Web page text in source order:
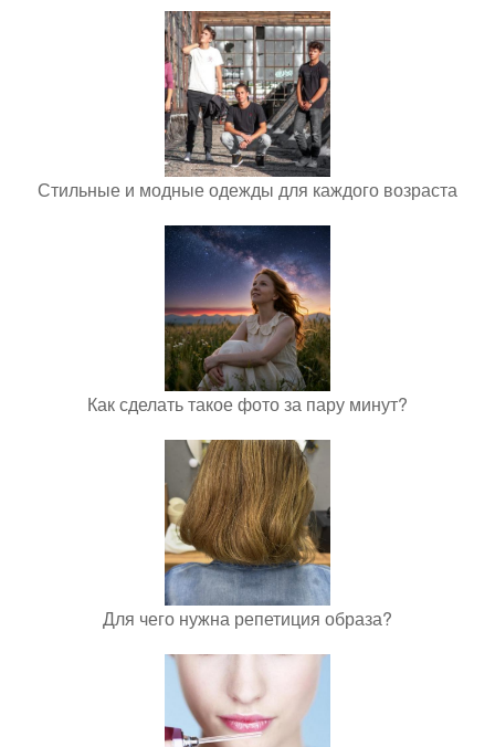
Стильные и модные одежды для каждого возраста
Как сделать такое фото за пару минут?
Для чего нужна репетиция образа?